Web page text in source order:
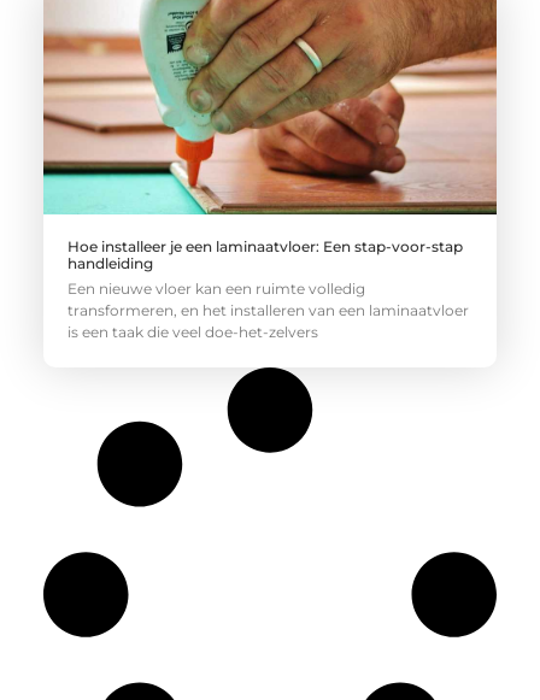
Hoe installeer je een laminaatvloer: Een stap-voor-stap
handleiding
Een nieuwe vloer kan een ruimte volledig
transformeren, en het installeren van een laminaatvloer
is een taak die veel doe-het-zelvers